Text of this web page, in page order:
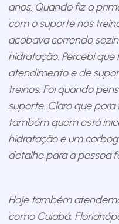
anos. Quando fiz a
com o suporte nos
acabava correndo
hidratação. Percebi
atendimento e de
treinos. Foi quando
suporte. Claro que
também quem está
hidratação e um
detalhe para a pessoa
Hoje também
como Cuiabá,